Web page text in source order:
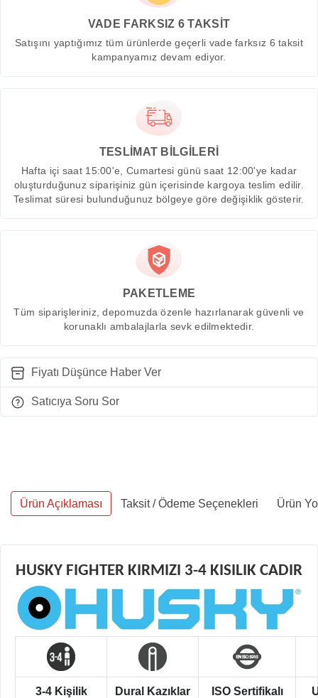
VADE FARKSIZ 6 TAKSİT
Satışını yaptığımız tüm ürünlerde geçerli vade farksız 6 taksit
kampanyamız devam ediyor.
TESLİMAT BİLGİLERİ
Hafta içi saat 15:00'e, Cumartesi günü saat 12:00'ye kadar
oluşturduğunuz siparişiniz gün içerisinde kargoya teslim edilir.
Teslimat süresi bulunduğunuz bölgeye göre değişiklik gösterir.
PAKETLEME
Tüm siparişleriniz, depomuzda özenle hazırlanarak güvenli ve
korunaklı ambalajlarla sevk edilmektedir.
Fiyatı Düşünce Haber Ver
Satıcıya Soru Sor
Ürün Açıklaması Taksit / Ödeme Seçenekleri Ürün
HUSKY FIGHTER KIRMIZI 3-4 KISILIK CADIR
3-4 Kişilik Dural Kazıklar ISO Sertifikalı